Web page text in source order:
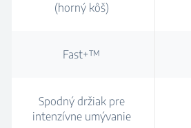
(horný kôš)
Fast+™
Spodný držiak pre
intenzívne umývanie